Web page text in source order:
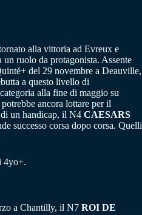
alla vittoria ad Evreux e
ruolo da protagonista. Assente
del 29 novembre a Deauville,
a questo livello di
alla fine di maggio su
potrebbe ancora lottare per il
di un handicap, il N4 CAESARS
successo corsa dopo corsa. Quelli
4yo+.
a Chantilly, il N7 ROI DE